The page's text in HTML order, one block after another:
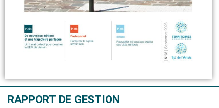
RAPPORT DE GESTION ​